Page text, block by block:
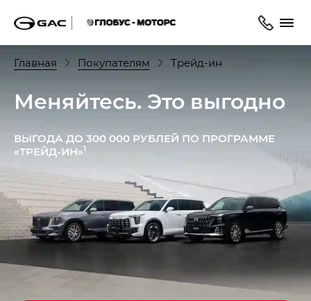
Главная Покупателям Трейд-ин
Меняйтесь. Это выгодно
ВЫГОДА ДО 300 000 РУБЛЕЙ ПО ПРОГРАММЕ
«ТРЕЙД-ИН»1